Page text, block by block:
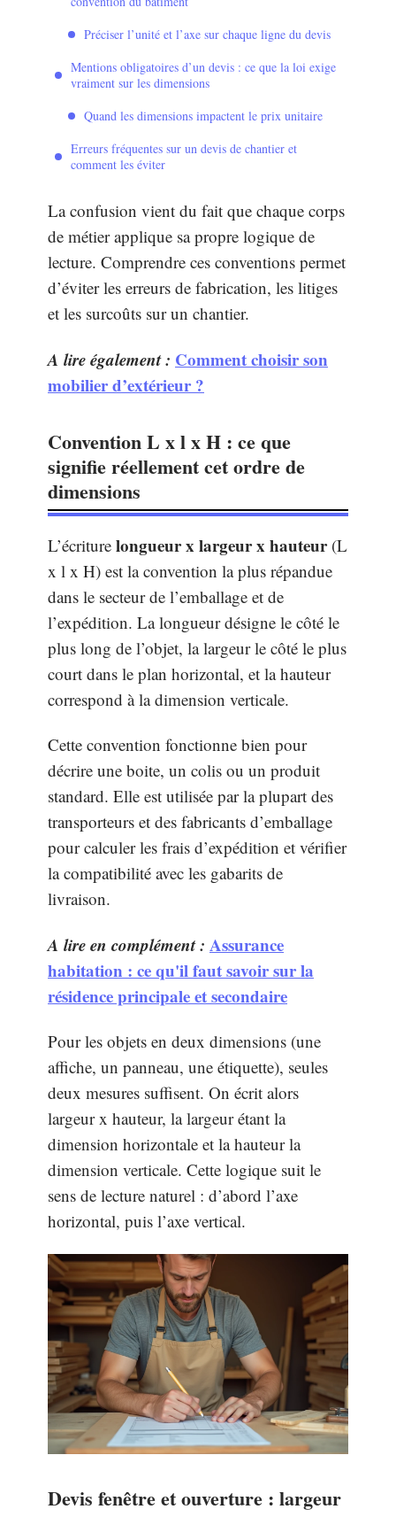
Préciser l’unité et l’axe sur chaque ligne du devis
Mentions obligatoires d’un devis : ce que la loi exige
vraiment sur les dimensions
Quand les dimensions impactent le prix unitaire
Erreurs fréquentes sur un devis de chantier et
comment les éviter
La confusion vient du fait que chaque corps
de métier applique sa propre logique de
lecture. Comprendre ces conventions permet
d’éviter les erreurs de fabrication, les litiges
et les surcoûts sur un chantier.
A lire également : Comment choisir son
mobilier d’extérieur ?
Convention L x l x H : ce que
signifie réellement cet ordre de
dimensions
L’écriture longueur x largeur x hauteur(L
x l x H) est la convention la plus répandue
dans le secteur de l’emballage et de
l’expédition. La longueur désigne le côté le
plus long de l’objet, la largeur le côté le plus
court dans le plan horizontal, et la hauteur
correspond à la dimension verticale.
Cette convention fonctionne bien pour
décrire une boite, un colis ou un produit
standard. Elle est utilisée par la plupart des
transporteurs et des fabricants d’emballage
pour calculer les frais d’expédition et vérifier
la compatibilité avec les gabarits de
livraison.
A lire en complément : Assurance
habitation : ce qu'il faut savoir sur la
résidence principale et secondaire
Pour les objets en deux dimensions (une
affiche, un panneau, une étiquette), seules
deux mesures suffisent. On écrit alors
largeur x hauteur, la largeur étant la
dimension horizontale et la hauteur la
dimension verticale. Cette logique suit le
sens de lecture naturel : d’abord l’axe
horizontal, puis l’axe vertical.
Devis fenêtre et ouverture : largeur